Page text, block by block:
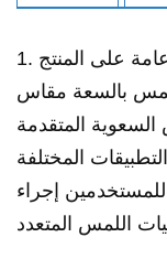
عامة على المنتج
بالسعة مقاس
السعوية المتقدمة
إجراء